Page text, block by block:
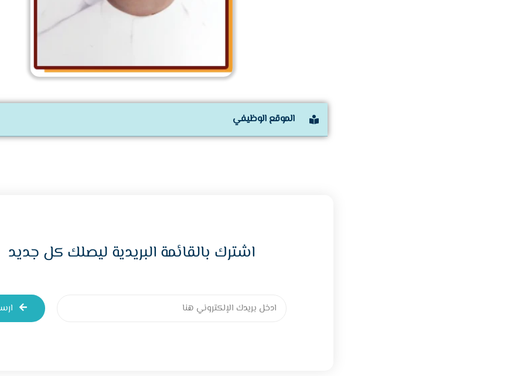
الموقع الوظيفي
اشترك بالقائمة البريدية ليصلك كل جديد